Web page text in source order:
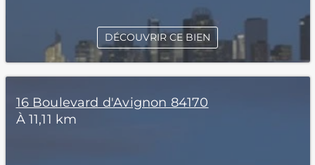
DÉCOUVRIR CE BIEN
16 Boulevard d'Avignon 84170
À 11,11 km